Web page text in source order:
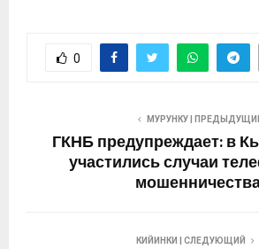
0
МУРУНКУ |
ГКНБ предупреждает: в
участились случаи
КИЙИНКИ | СЛЕДУЮЩИЙ